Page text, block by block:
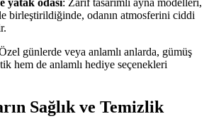
birleştirildiğinde, odanın atmosferini ciddi
günlerde veya anlamlı anlarda, gümüş
hem de anlamlı hediye seçenekleri
Sağlık ve Temizlik